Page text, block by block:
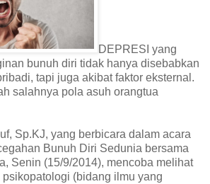
DEPRESI yang
bunuh diri tidak hanya disebabkan
tapi juga akibat faktor eksternal.
salahnya pola asuh orangtua
Sp.KJ, yang berbicara dalam acara
Bunuh Diri Sedunia bersama
Senin (15/9/2014), mencoba melihat
(bidang ilmu yang